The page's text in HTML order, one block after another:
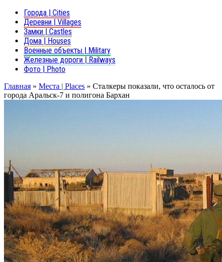
Города | Cities
Деревни | Villages
Замки | Castles
Дома | Houses
Военные объекты | Military
Железные дороги | Railways
Фото | Photo
Главная » Места | Places » Сталкеры показали, что осталось от
города Аральск-7 и полигона Бархан